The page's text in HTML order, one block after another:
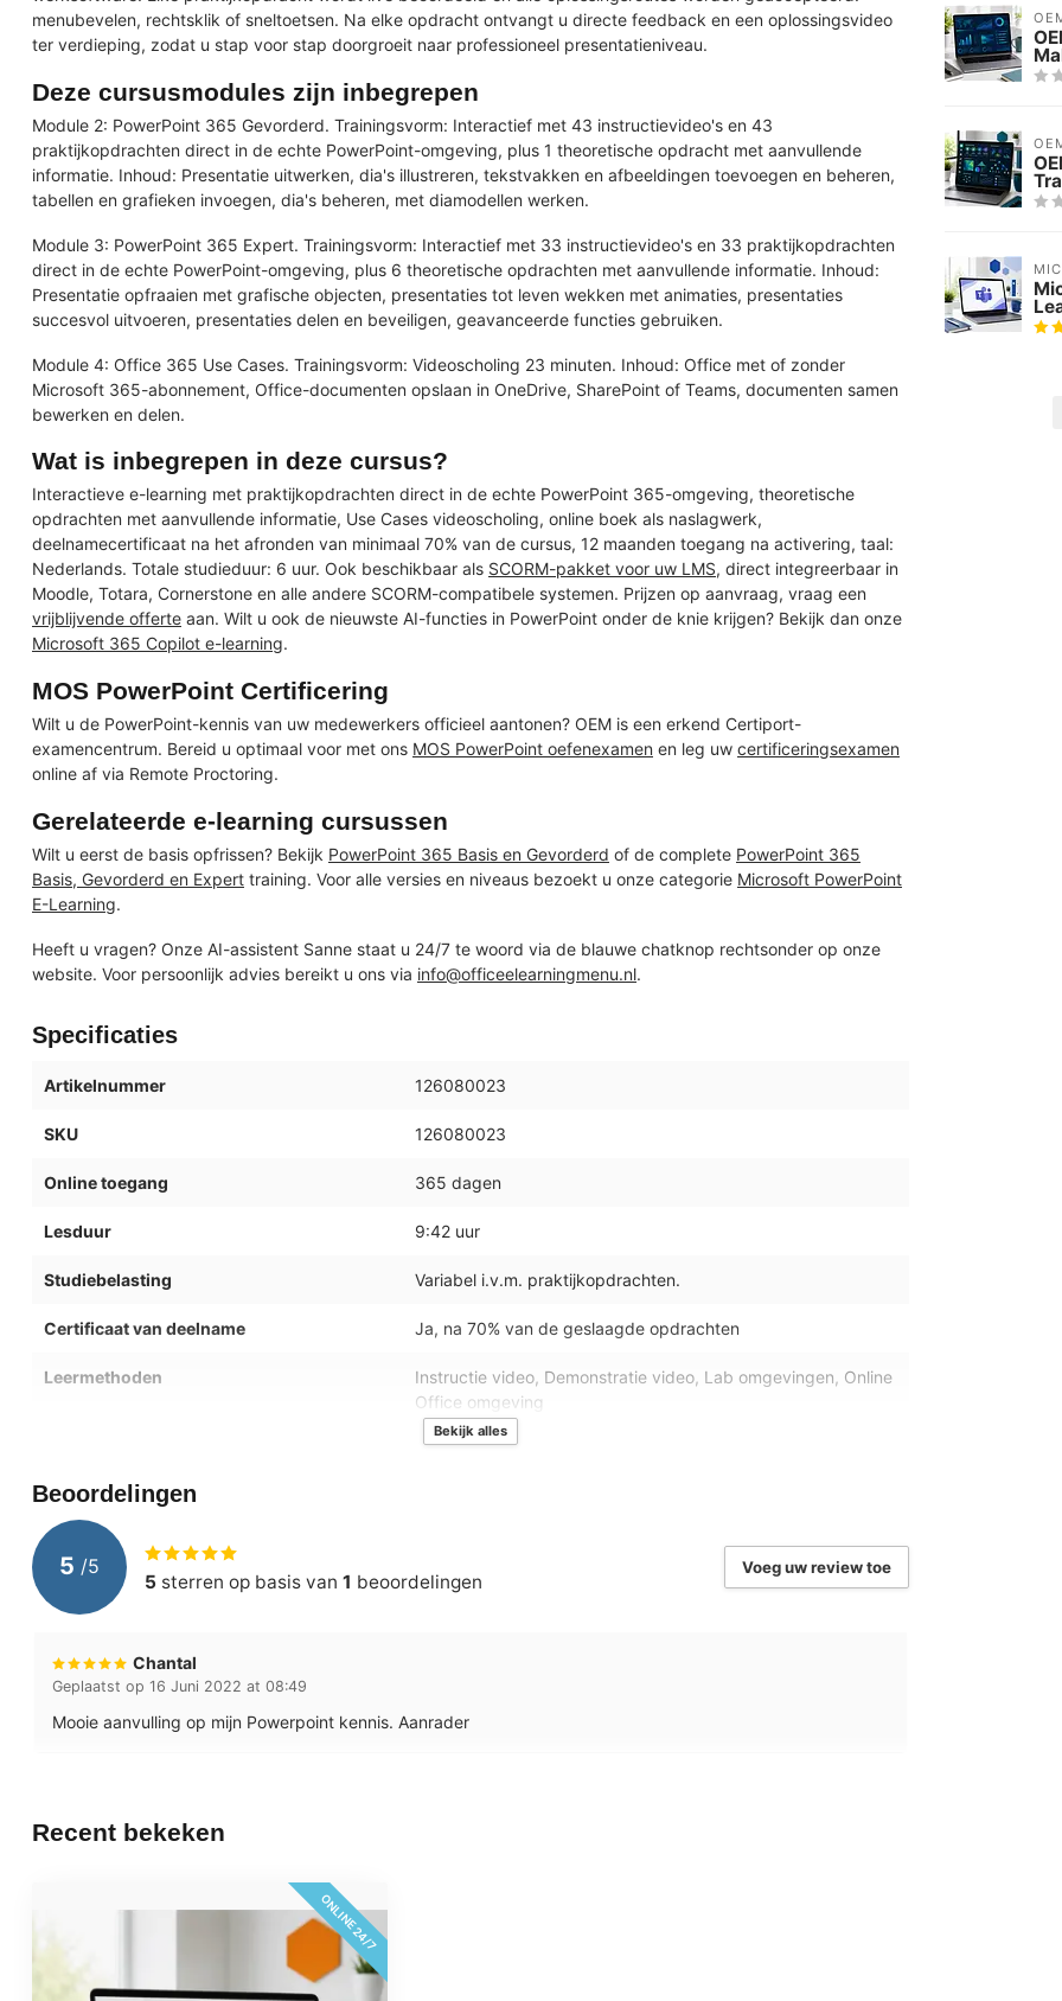
menubevelen, rechtsklik of sneltoetsen. Na elke opdracht ontvangt u directe feedback en een oplossingsvideo
ter verdieping, zodat u stap voor stap doorgroeit naar professioneel presentatieniveau.
Deze cursusmodules zijn inbegrepen
Module 2: PowerPoint 365 Gevorderd. Trainingsvorm: Interactief met 43 instructievideo's en 43
praktijkopdrachten direct in de echte PowerPoint-omgeving, plus 1 theoretische opdracht met aanvullende
informatie. Inhoud: Presentatie uitwerken, dia's illustreren, tekstvakken en afbeeldingen toevoegen en beheren,
tabellen en grafieken invoegen, dia's beheren, met diamodellen werken.
Module 3: PowerPoint 365 Expert. Trainingsvorm: Interactief met 33 instructievideo's en 33 praktijkopdrachten
direct in de echte PowerPoint-omgeving, plus 6 theoretische opdrachten met aanvullende informatie. Inhoud:
Presentatie opfraaien met grafische objecten, presentaties tot leven wekken met animaties, presentaties
succesvol uitvoeren, presentaties delen en beveiligen, geavanceerde functies gebruiken.
Module 4: Office 365 Use Cases. Trainingsvorm: Videoscholing 23 minuten. Inhoud: Office met of zonder
Microsoft 365-abonnement, Office-documenten opslaan in OneDrive, SharePoint of Teams, documenten samen
bewerken en delen.
Wat is inbegrepen in deze cursus?
Interactieve e-learning met praktijkopdrachten direct in de echte PowerPoint 365-omgeving, theoretische
opdrachten met aanvullende informatie, Use Cases videoscholing, online boek als naslagwerk,
deelnamecertificaat na het afronden van minimaal 70% van de cursus, 12 maanden toegang na activering, taal:
Nederlands. Totale studieduur: 6 uur. Ook beschikbaar als SCORM-pakket voor uw LMS, direct integreerbaar in
Moodle, Totara, Cornerstone en alle andere SCORM-compatibele systemen. Prijzen op aanvraag, vraag een
vrijblijvende offerte aan. Wilt u ook de nieuwste AI-functies in PowerPoint onder de knie krijgen? Bekijk dan onze
Microsoft 365 Copilot e-learning.
MOS PowerPoint Certificering
Wilt u de PowerPoint-kennis van uw medewerkers officieel aantonen? OEM is een erkend Certiport-
examencentrum. Bereid u optimaal voor met ons MOS PowerPoint oefenexamen en leg uw certificeringsexamen
online af via Remote Proctoring.
Gerelateerde e-learning cursussen
Wilt u eerst de basis opfrissen? Bekijk PowerPoint 365 Basis en Gevorderd of de complete PowerPoint 365
Basis, Gevorderd en Expert training. Voor alle versies en niveaus bezoekt u onze categorie Microsoft PowerPoint
E-Learning.
Heeft u vragen? Onze AI-assistent Sanne staat u 24/7 te woord via de blauwe chatknop rechtsonder op onze
website. Voor persoonlijk advies bereikt u ons via info@officeelearningmenu.nl.
Specificaties
Artikelnummer 126080023
SKU 126080023
Online toegang 365 dagen
Lesduur 9:42 uur
Studiebelasting Variabel i.v.m. praktijkopdrachten.
Certificaat van deelname Ja, na 70% van de geslaagde opdrachten
Leermethoden
Instructie video, Demonstratie video, Lab omgevingen, Online
Office omgeving
Microsoft Windows, MacOS en Chrome OS
Inbegrepen dienstverlening
Ondersteunde browsers Internet Explorer, Edge en Google Chrome
Examenoptie
Bekijk alles
Beoordelingen
5 /5
5 sterren op basis van 1 beoordelingen
Voeg uw review toe
Chantal
Geplaatst op 16 Juni 2022 at 08:49
Mooie aanvulling op mijn Powerpoint kennis. Aanrader
Recent bekeken
ONLINE 24/7